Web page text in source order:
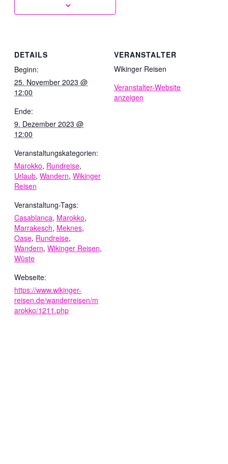
DETAILS
Beginn:
25. November 2023 @
12:00
Ende:
9. Dezember 2023 @
12:00
Veranstaltungskategorien:
Marokko, Rundreise,
Urlaub, Wandern, Wikinger
Reisen
Veranstaltung-Tags:
Casablanca, Marokko,
Marrakesch, Meknes,
Oase, Rundreise,
Wandern, Wikinger Reisen,
Wüste
Webseite:
https://www.wikinger-
reisen.de/wanderreisen/m
arokko/1211.php
VERANSTALTER
Wikinger Reisen
Veranstalter-Website
anzeigen